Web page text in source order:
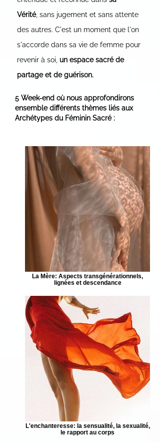
Vérité, sans jugement et sans attente
des autres. C'est un moment que l'on
s'accorde dans sa vie de femme pour
revenir à soi, un espace sacré de
partageet de guérison.
5 Week-end où nous approfondirons
ensemble différents thèmes liés aux
Archétypes du Féminin Sacré :
La Mère: Aspects transgénérationnels,
lignées et descendance
L'enchanteresse: la sensualité, la sexualité,
le rapport au corps